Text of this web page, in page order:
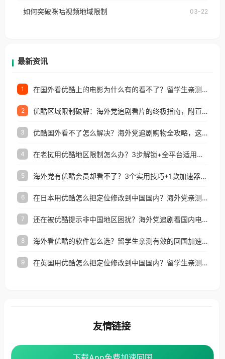
户收听网易云音乐地区版权限制」的问题，无论人在
如何突破咪咕视频地域限制 03-22
最新资讯
1 在国外看优酷上的电影为什么有的看不了？留学生亲测有效的回国加速方案
2 优酷区域限制破解：海外党追剧看片的终极指南，附直播欧冠+1905电影网解决方案
3 优酷国外看不了怎么解决？海外党追剧购物全攻略，这招亲测有效！
4 在老挝用优酷地区限制怎么办？3步解锁+全平台适用的回国加速器指南
5 海外党有优酷会员却看不了？3个实用技巧+1款加速器解决追剧&金融APP难题
6 在日本用优酷怎么把定位修改到中国国内？海外党亲测有效的回国加速指南
7 还在被优酷提示非中国地区困扰？海外党追剧看国内电影的正确打开方式
8 海外看优酷的软件怎么选？留学生亲测有效的回国加速方案
9 在英国用优酷怎么把定位修改到中国国内？留学生亲测有效的回国加速方案
友情链接